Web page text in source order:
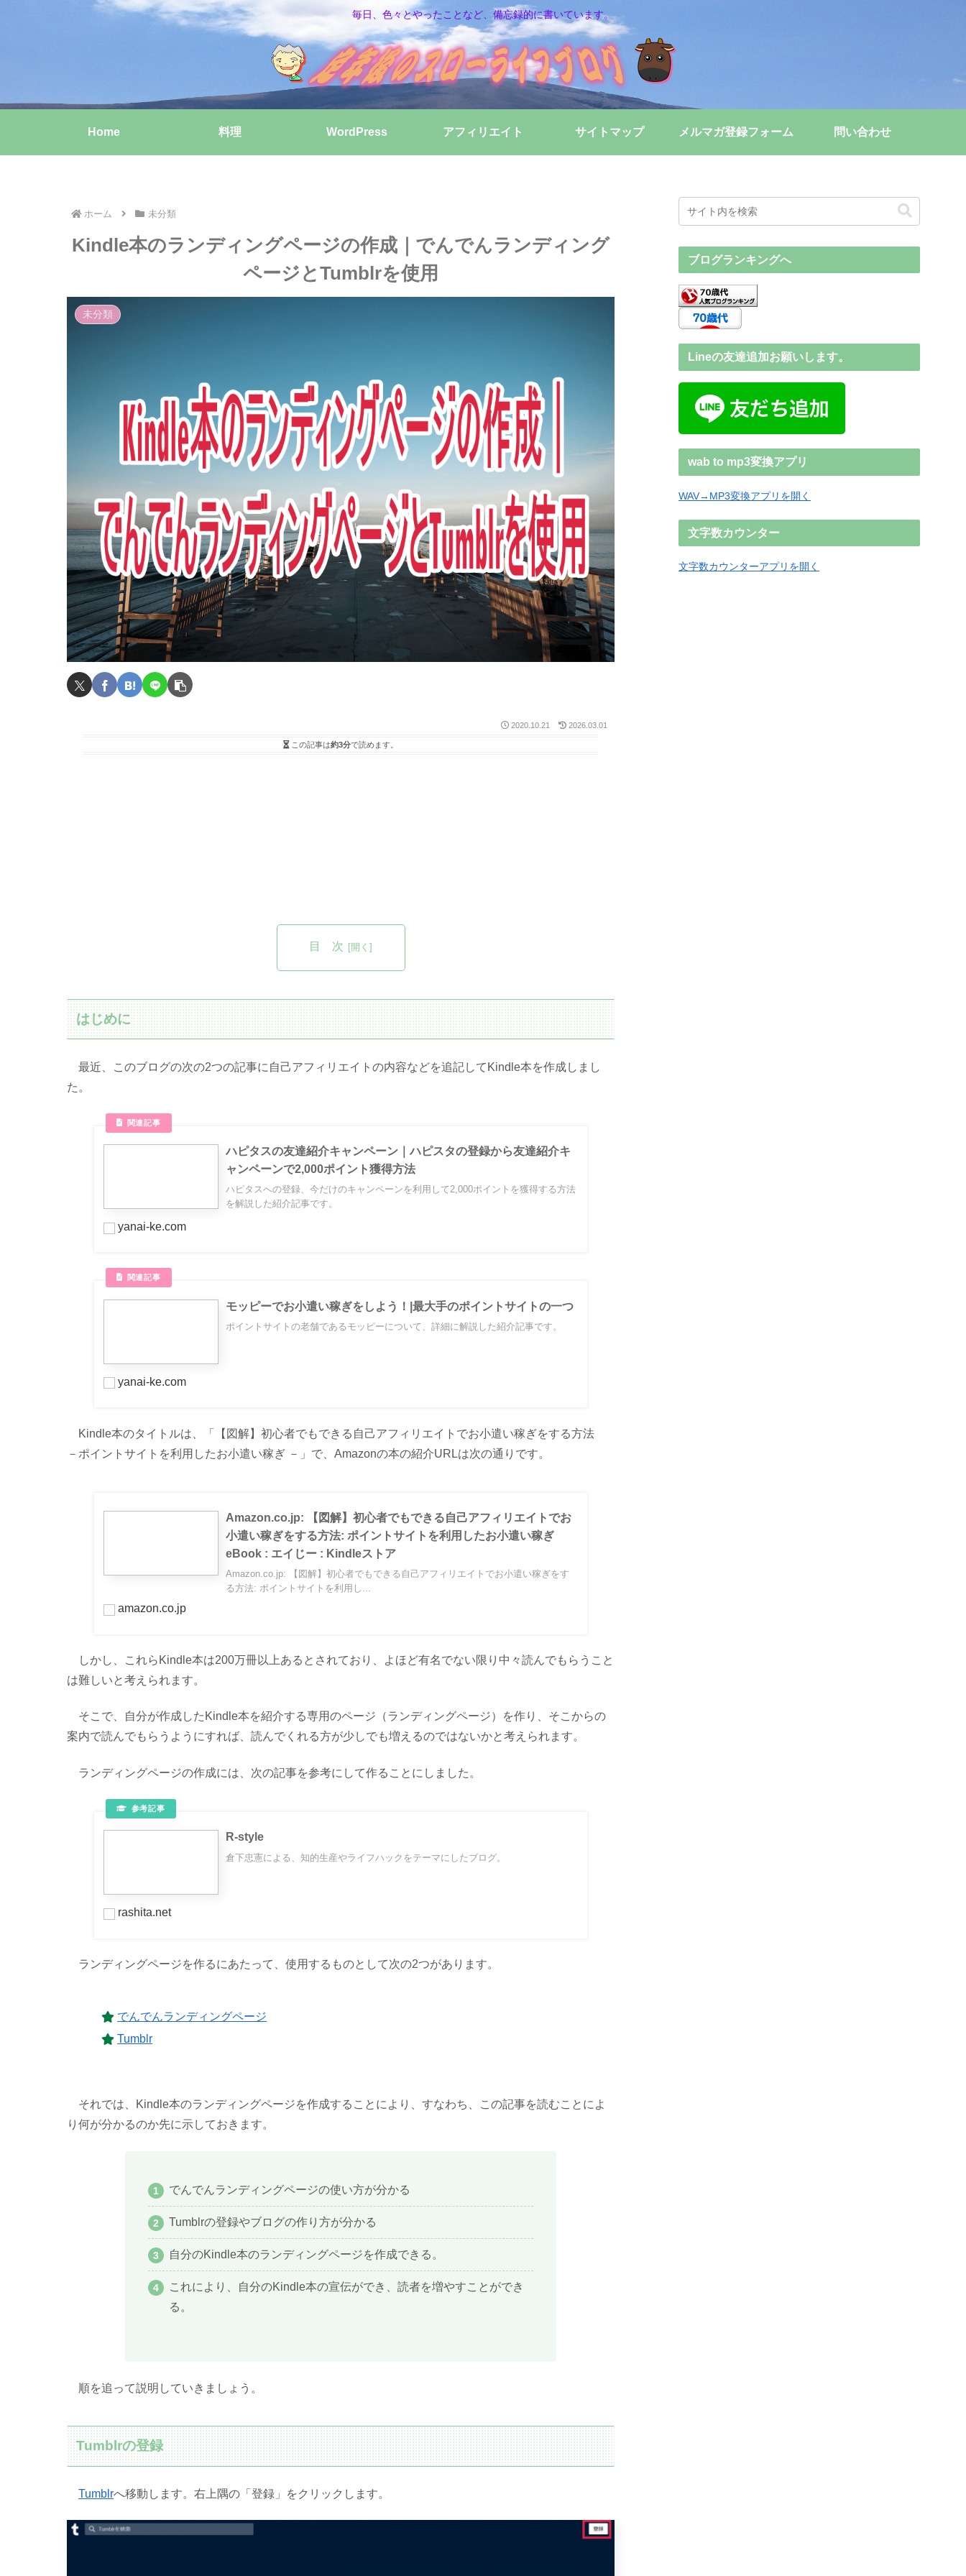
毎日、色々とやったことなど、備忘録的に書いています。
Home 料理 WordPress アフィリエイト サイトマップ メルマガ登録フォーム 問い合わせ
ホーム 未分類
Kindle本のランディングページの作成｜でんでんランディング
ページとTumblrを使用
未分類
2020.10.21 2026.03.01
この記事は約3分で読めます。
目 次
はじめに
最近、このブログの次の2つの記事に自己アフィリエイトの内容などを追記してKindle本を作成しまし
た。
ハピタスの友達紹介キャンペーン｜ハピスタの登録から友達紹介キ
ャンペーンで2,000ポイント獲得方法
ハピタスへの登録、今だけのキャンペーンを利用して2,000ポイントを獲得する方法
を解説した紹介記事です。
yanai-ke.com
モッピーでお小遣い稼ぎをしよう！|最大手のポイントサイトの一つ
ポイントサイトの老舗であるモッピーについて、詳細に解説した紹介記事です。
yanai-ke.com
Kindle本のタイトルは、「【図解】初⼼者でもできる⾃⼰アフィリエイトでお⼩遣い稼ぎをする⽅法
－ポイントサイトを利⽤したお⼩遣い稼ぎ －」で、Amazonの本の紹介URLは次の通りです。
Amazon.co.jp: 【図解】初心者でもできる自己アフィリエイトでお
小遣い稼ぎをする方法: ポイントサイトを利用したお小遣い稼ぎ
eBook : エイじー : Kindleストア
Amazon.co.jp: 【図解】初心者でもできる自己アフィリエイトでお小遣い稼ぎをす
る方法: ポイントサイトを利用し...
amazon.co.jp
しかし、これらKindle本は200万冊以上あるとされており、よほど有名でない限り中々読んでもらうこと
は難しいと考えられます。
そこで、自分が作成したKindle本を紹介する専用のページ（ランディングページ）を作り、そこからの
案内で読んでもらうようにすれば、読んでくれる方が少しでも増えるのではないかと考えられます。
ランディングページの作成には、次の記事を参考にして作ることにしました。
R-style
倉下忠憲による、知的生産やライフハックをテーマにしたブログ。
rashita.net
ランディングページを作るにあたって、使用するものとして次の2つがあります。
でんでんランディングページ
Tumblr
それでは、Kindle本のランディングページを作成することにより、すなわち、この記事を読むことによ
り何が分かるのか先に示しておきます。
でんでんランディングページの使い方が分かる
Tumblrの登録やブログの作り方が分かる
自分のKindle本のランディングページを作成できる。
これにより、自分のKindle本の宣伝ができ、読者を増やすことができ
る。
順を追って説明していきましょう。
Tumblrの登録
Tumblrへ移動します。右上隅の「登録」をクリックします。
ブログランキングへ
Lineの友達追加お願いします。
wab to mp3変換アプリ
WAV→MP3変換アプリを開く
文字数カウンター
文字数カウンターアプリを開く